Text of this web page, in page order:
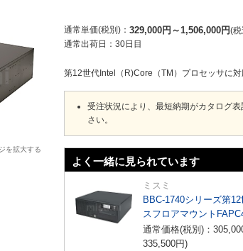
を拡大する
通常単価(税別) 329,000円 ～1,506,000円 税
通常出荷日： 30日目
第12世代Intel（R)Core（TM）プロセッサに
受注状況により、最短納期がカタログ
さい。
よく一緒に見られています
ミスミ
BBC-1740シリーズ第
スフロアマウント
通常価格(税別)：
335,500円)